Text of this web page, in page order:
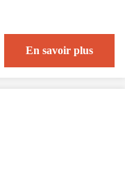
En savoir plus